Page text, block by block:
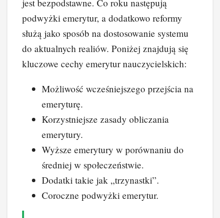
jest bezpodstawne. Co roku następują
podwyżki emerytur, a dodatkowo reformy
służą jako sposób na dostosowanie systemu
do aktualnych realiów. Poniżej znajdują się
kluczowe cechy emerytur nauczycielskich:
Możliwość wcześniejszego przejścia na
emeryturę.
Korzystniejsze zasady obliczania
emerytury.
Wyższe emerytury w porównaniu do
średniej w społeczeństwie.
Dodatki takie jak „trzynastki”.
Coroczne podwyżki emerytur.